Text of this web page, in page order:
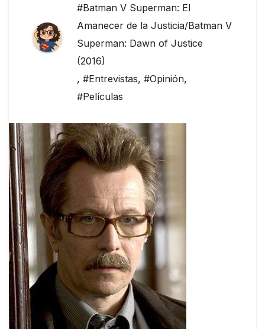
#Batman V Superman: El
Amanecer de la Justicia/Batman V
Superman: Dawn of Justice
(2016)
, #Entrevistas, #Opinión,
#Películas